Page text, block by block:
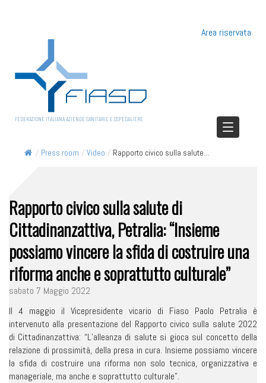
Area riservata
FEDERAZIONE ITALIANA AZIENDE SANITARIE E OSPEDALIERE
/ Press room / Video / Rapporto civico sulla salute...
Rapporto civico sulla salute di
Cittadinanzattiva, Petralia: “Insieme
possiamo vincere la sfida di costruire una
riforma anche e soprattutto culturale”
sabato 7 Maggio 2022
Il 4 maggio il Vicepresidente vicario di Fiaso Paolo Petralia è
intervenuto alla presentazione del Rapporto civico sulla salute 2022
di Cittadinanzattiva: “L’alleanza di salute si gioca sul concetto della
relazione di prossimità, della presa in cura. Insieme possiamo vincere
la sfida di costruire una riforma non solo tecnica, organizzativa e
manageriale, ma anche e soprattutto culturale”.